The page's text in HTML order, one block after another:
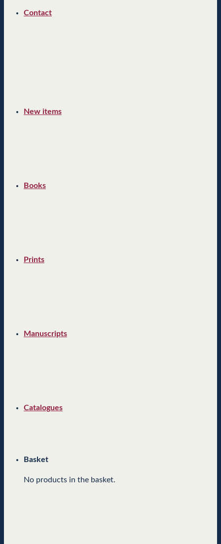
Contact
New items
Books
Prints
Manuscripts
Catalogues
Basket
No products in the basket.